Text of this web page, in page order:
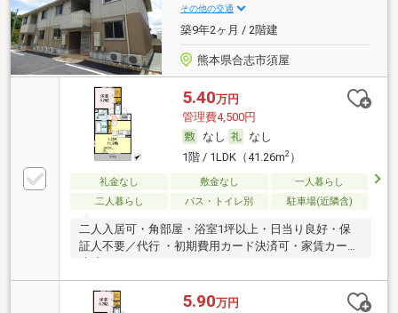
その他の交通
築9年2ヶ月 / 2階建
熊本県合志市須屋
5.40万円
管理費4,500円
なし
なし
1階 / 1LDK（41.26m2）
礼金なし 敷金なし
一人暮らし
二人暮らし
バス・トイレ別 駐車場(近隣含)
二人入居可・角部屋・浴室1坪以上・日当り良好・保
証人不要／代行 ・初期費用カード決済可・家賃カード
5.90万円